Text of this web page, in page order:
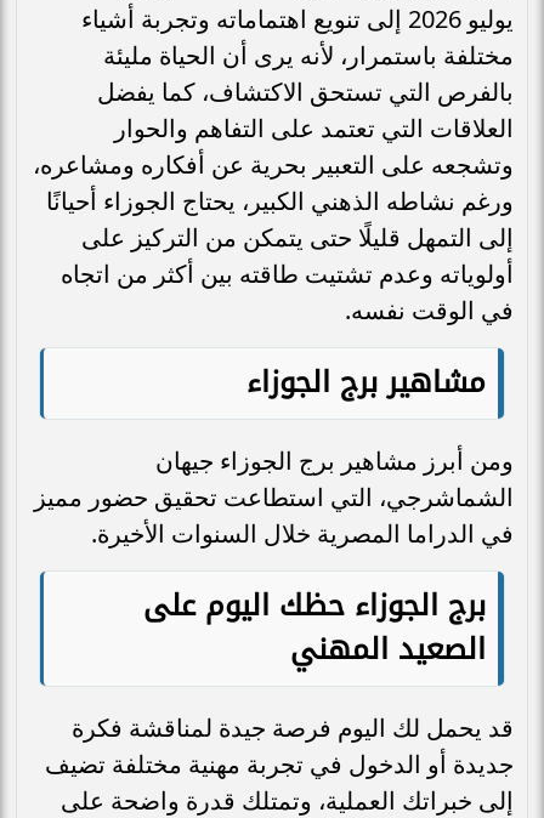
يوليو 2026 إلى تنويع اهتماماته وتجربة أشياء
مختلفة باستمرار، لأنه يرى أن الحياة مليئة
بالفرص التي تستحق الاكتشاف، كما يفضل
العلاقات التي تعتمد على التفاهم والحوار
وتشجعه على التعبير بحرية عن أفكاره ومشاعره،
ورغم نشاطه الذهني الكبير، يحتاج الجوزاء أحيانًا
إلى التمهل قليلًا حتى يتمكن من التركيز على
أولوياته وعدم تشتيت طاقته بين أكثر من اتجاه
في الوقت نفسه.
مشاهير برج الجوزاء
ومن أبرز مشاهير برج الجوزاء جيهان
الشماشرجي، التي استطاعت تحقيق حضور مميز
في الدراما المصرية خلال السنوات الأخيرة.
برج الجوزاء حظك اليوم على
الصعيد المهني
قد يحمل لك اليوم فرصة جيدة لمناقشة فكرة
جديدة أو الدخول في تجربة مهنية مختلفة تضيف
إلى خبراتك العملية، وتمتلك قدرة واضحة على